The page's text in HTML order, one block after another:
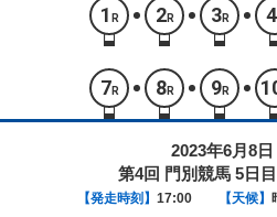
1 R 2R 3R 4
7 R 8R 9R
2023年6月8日
第4回 門別競馬 5日
【発走時刻】 17:00 【天候】